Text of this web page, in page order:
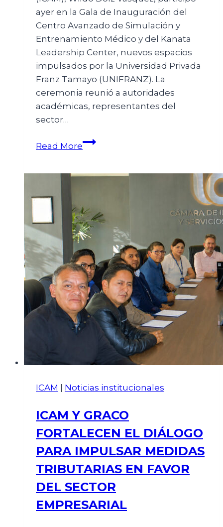
ayer en la Gala de Inauguración del
Centro Avanzado de Simulación y
Entrenamiento Médico y del Kanata
Leadership Center, nuevos espacios
impulsados por la Universidad Privada
Franz Tamayo (UNIFRANZ). La
ceremonia reunió a autoridades
académicas, representantes del
sector…
Read More
ICAM Noticias institucionales
ICAM Y GRACO
FORTALECEN EL DIÁLOGO
PARA IMPULSAR MEDIDAS
TRIBUTARIAS EN FAVOR
DEL SECTOR
EMPRESARIAL